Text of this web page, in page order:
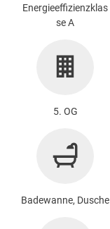
Energieeffizienzklas
se A
5. OG
Badewanne, Dusche